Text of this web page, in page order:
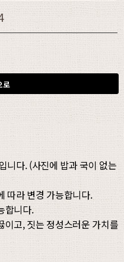
로
니다. (사진에 밥과 국이 없는
따라 변경 가능합니다.
합니다.
이고, 짓는 정성스러운 가치를